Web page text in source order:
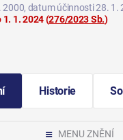
2000, datum účinnosti 28. 1.
1. 1. 2024(276/2023 Sb.)
Historie
MENU ZNĚNÍ